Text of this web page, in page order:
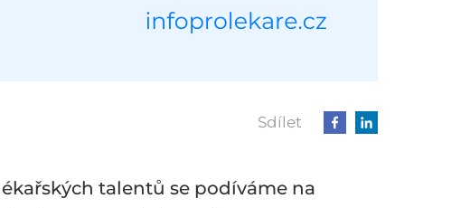
Sdílet
talentů se podíváme na